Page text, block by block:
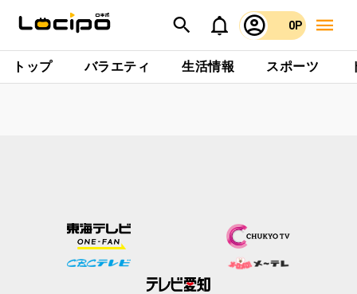
0P
トップ バラエティ 生活情報 スポーツ